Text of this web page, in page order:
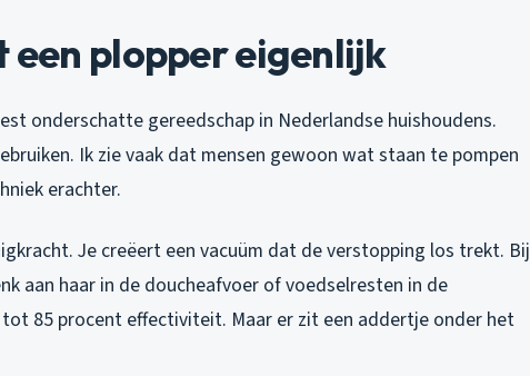
plopper eigenlijk
onderschatte gereedschap in Nederlandse huishoudens.
Ik zie vaak dat mensen gewoon wat staan te pompen
erachter.
Je creëert een vacuüm dat de verstopping los trekt. Bij
aan haar in de doucheafvoer of voedselresten in de
85 procent effectiviteit. Maar er zit een addertje onder het